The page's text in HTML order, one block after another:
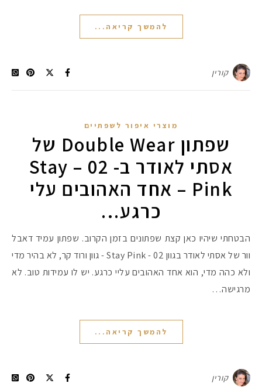
להמשך קריאה...
קורין
מוצרי איפור לשפתיים
שפתון Double Wear של
אסתי לאודר ב- 02 – Stay
Pink – אחד האהובים עלי
כרגע…
הבטחתי שיהיו כאן קצת שפתונים בזמן הקרוב. שפתון עמיד דאבל
וור של אסתי לאודר בגוון 02 - Stay Pink - גוון ורוד קר, לא בהיר מדי
ולא כהה מדי, הוא אחד האהובים עליי כרגע. יש לו עמידות טוב. לא
מרגישה…
להמשך קריאה...
קורין